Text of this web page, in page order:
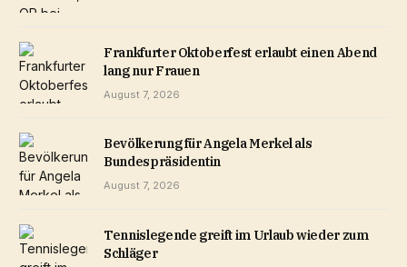
Frankfurter Oktoberfest erlaubt einen Abend
lang nur Frauen
August 7, 2026
Bevölkerung für Angela Merkel als
Bundespräsidentin
August 7, 2026
Tennislegende greift im Urlaub wieder zum
Schläger